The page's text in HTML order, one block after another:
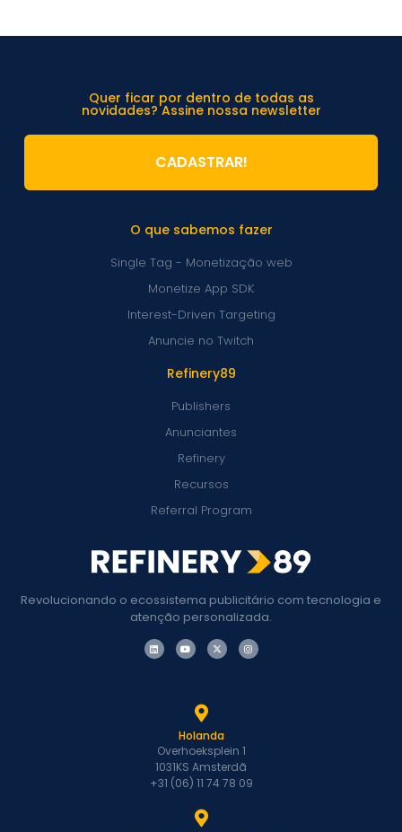
Revolucionando o ecossistema publicitário com tecnologia e
atenção personalizada.
Refinery89
Publishers
Anunciantes
Refinery
Recursos
Referral Program
O que sabemos fazer
Single Tag - Monetização web
Monetize App SDK
Interest-Driven Targeting
Anuncie no Twitch
Quer ficar por dentro de todas as
novidades? Assine nossa newsletter
CADASTRAR!
Holanda
Overhoeksplein 1
1031KS Amsterdã
+31 (06) 11 74 78 09